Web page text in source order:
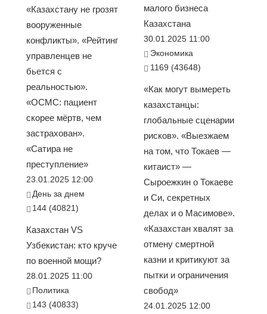
«Казахстану не грозят
вооруженные
конфликты». «Рейтинг
управленцев не
бьется с
реальностью».
«ОСМС: пациент
скорее мёртв, чем
застрахован».
«Сатира не
преступление»
23.01.2025 12:00
День за днем
144 (40821)
Казахстан VS
Узбекистан: кто круче
по военной мощи?
28.01.2025 11:00
Политика
143 (40833)
малого бизнеса
Казахстана
30.01.2025 11:00
Экономика
1169 (43648)
«Как могут вымереть
казахстанцы:
глобальные сценарии
рисков». «Выезжаем
на том, что Токаев —
китаист» —
Сыроежкин о Токаеве
и Си, секретных
делах и о Масимове».
«Казахстан хвалят за
отмену смертной
казни и критикуют за
пытки и ограничения
свобод»
24.01.2025 12:00